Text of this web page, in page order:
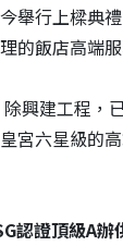
舉行上樑典
的飯店高端
興建工程，
宮六星級的
認證頂級A辦